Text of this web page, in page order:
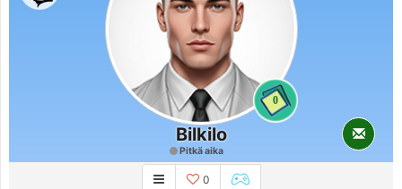
0
Bilkilo
Pitkä aika
0